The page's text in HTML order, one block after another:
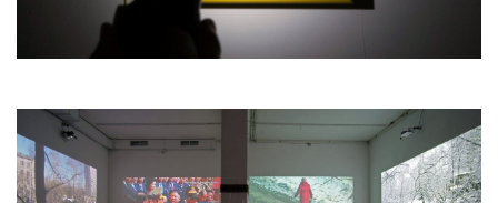
терминологией. Эффект «чудесного
С 1989 года Монастырский снимает видео из
окон своей квартиры на улицы Цандера и
Кондратюка. К данному моменту таких